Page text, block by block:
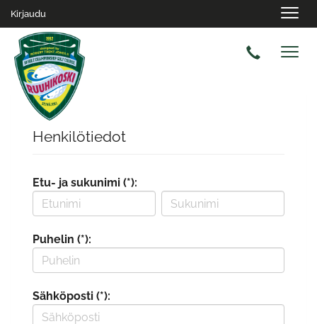
Kirjaudu
Henkilötiedot
Etu- ja sukunimi (*):
Puhelin (*):
Sähköposti (*):